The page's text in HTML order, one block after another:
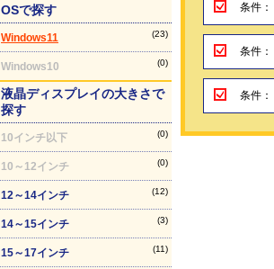
OSで探す
Windows11 (23)
Windows10 (0)
液晶ディスプレイの大きさで
探す
10インチ以下 (0)
10～12インチ (0)
12～14インチ (12)
14～15インチ (3)
15～17インチ (11)
条件：
条件：
条件：